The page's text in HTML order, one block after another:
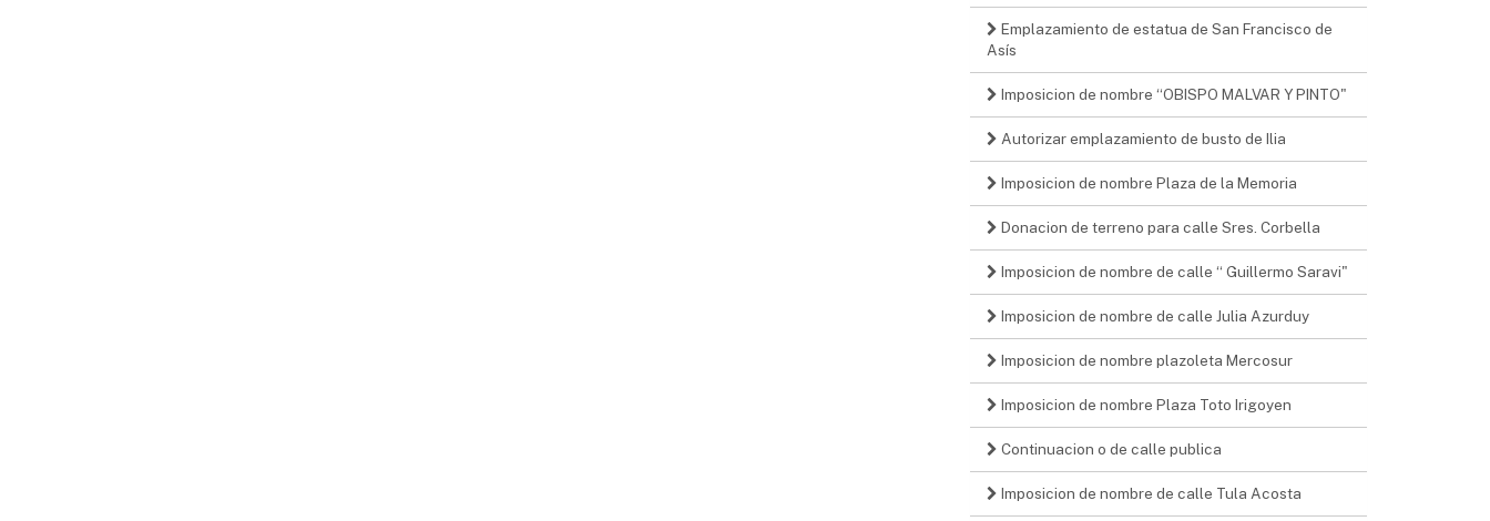
Emplazamiento de estatua de San Francisco de
Asís
Imposicion de nombre “OBISPO MALVAR Y PINTO"
Autorizar emplazamiento de busto de Ilia
Imposicion de nombre Plaza de la Memoria
Donacion de terreno para calle Sres. Corbella
Imposicion de nombre de calle “ Guillermo Saravi"
Imposicion de nombre de calle Julia Azurduy
Imposicion de nombre plazoleta Mercosur
Imposicion de nombre Plaza Toto Irigoyen
Continuacion o de calle publica
Imposicion de nombre de calle Tula Acosta